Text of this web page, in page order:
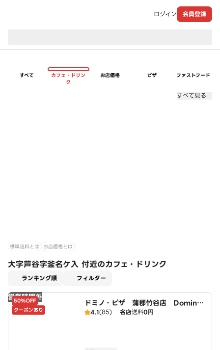
ログイン 会員登録
すべて
カフェ・ドリン
ク
お店価格 ピザ ファストフード
すべて見る
標準送料とは お店価格とは
大字芦谷字釜名ケ入 付近のカフェ・ドリンク
ランキング順 フィルター
営業時間外
50%OFF
クーポンあり
ドミノ・ピザ 蒲郡竹谷店 Domin
o's4.1(85) 名店送料0円